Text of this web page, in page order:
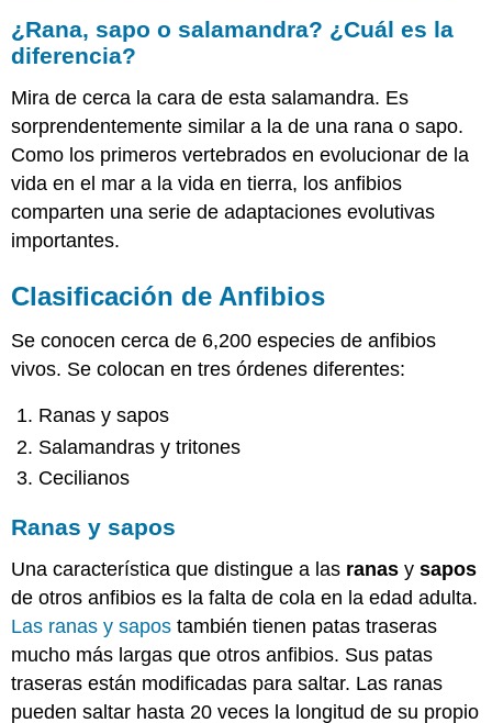
¿Rana, sapo o salamandra? ¿Cuál es la
diferencia?
Mira de cerca la cara de esta salamandra. Es
sorprendentemente similar a la de una rana o sapo.
Como los primeros vertebrados en evolucionar de la
vida en el mar a la vida en tierra, los anfibios
comparten una serie de adaptaciones evolutivas
importantes.
Clasificación de Anfibios
Se conocen cerca de 6,200 especies de anfibios
vivos. Se colocan en tres órdenes diferentes:
Ranas y sapos
Salamandras y tritones
Cecilianos
Ranas y sapos
Una característica que distingue a las ranas ysapos
de otros anfibios es la falta de cola en la edad adulta.
Las ranas y sapos también tienen patas traseras
mucho más largas que otros anfibios. Sus patas
traseras están modificadas para saltar. Las ranas
pueden saltar hasta 20 veces la longitud de su propio